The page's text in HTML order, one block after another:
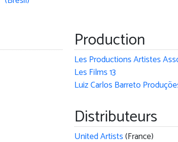
Production
Les Productions Artistes
Les Films 13
Distributeurs
United Artists(France)